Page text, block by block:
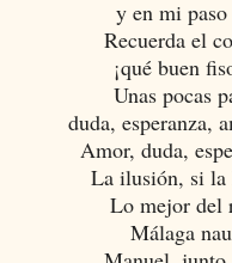
y en mi paso
Recuerda el
¡qué buen
Unas pocas
duda, esperanza,
Amor, duda,
La ilusión, si la
Lo mejor del
Málaga